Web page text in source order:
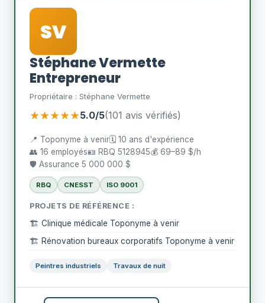
SV
Stéphane Vermette
Entrepreneur
Propriétaire : Stéphane Vermette
★★★★★5.0/5(101 avis vérifiés)
📍 Toponyme à venir🗓️ 10 ans d'expérience
👥 16 employés🪪 RBQ 5128945💰 69–89 $/h
🛡️ Assurance 5 000 000 $
RBQ CNESST ISO 9001
PROJETS DE RÉFÉRENCE :
🏗️ Clinique médicale Toponyme à venir
🏗️ Rénovation bureaux corporatifs Toponyme à venir
Peintres industriels Travaux de nuit